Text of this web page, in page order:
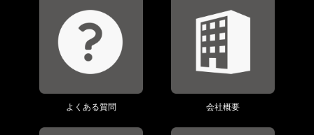
よくある質問 会社概要